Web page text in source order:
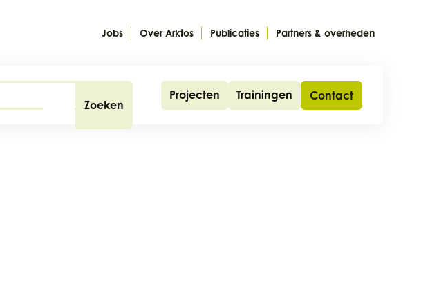
Jobs Over Arktos Publicaties Partners & overheden
Zoeken
Projecten Trainingen Contact